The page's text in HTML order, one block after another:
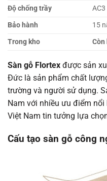
Độ chống trầy
AC3
Bảo hành
15
Trong kho
Còn
Sàn gỗ Flortex được sản
Đức là sản phẩm chất
trường và người sử dụng.
Nam với nhiều ưu điểm
Việt Nam tin tưởng lựa
Cấu tạo sàn gỗ công